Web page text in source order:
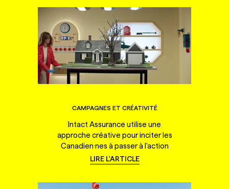
CAMPAGNES ET CRÉATIVITÉ
Intact Assurance utilise une
approche créative pour inciter les
Canadien·nes à passer à l'action
LIRE L'ARTICLE